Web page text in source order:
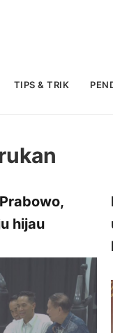
TIPS & TRIK
hijau